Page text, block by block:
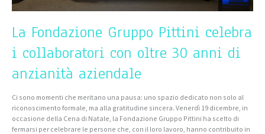
La Fondazione Gruppo Pittini celebra
i collaboratori con oltre 30 anni di
anzianità aziendale
Ci sono momenti che meritano una pausa: uno spazio dedicato non solo al
riconoscimento formale, ma alla gratitudine sincera. Venerdì 19 dicembre, in
occasione della Cena di Natale, la Fondazione Gruppo Pittini ha scelto di
fermarsi per celebrare le persone che, con il loro lavoro, hanno contribuito in